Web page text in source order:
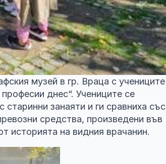
музей в гр. Враца с учениците
днес“. Учениците се
занаяти и ги сравниха със
средства, произведени във
историята на видния врачанин.